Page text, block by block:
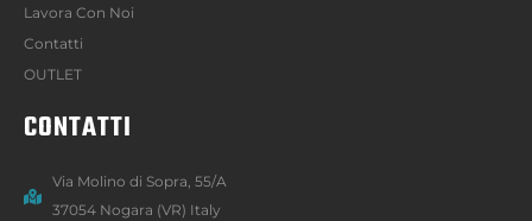
Lavora Con Noi
Contatti
OUTLET
CONTATTI
Via Molino di Sopra, 55/A
37054 Nogara (VR) Italy